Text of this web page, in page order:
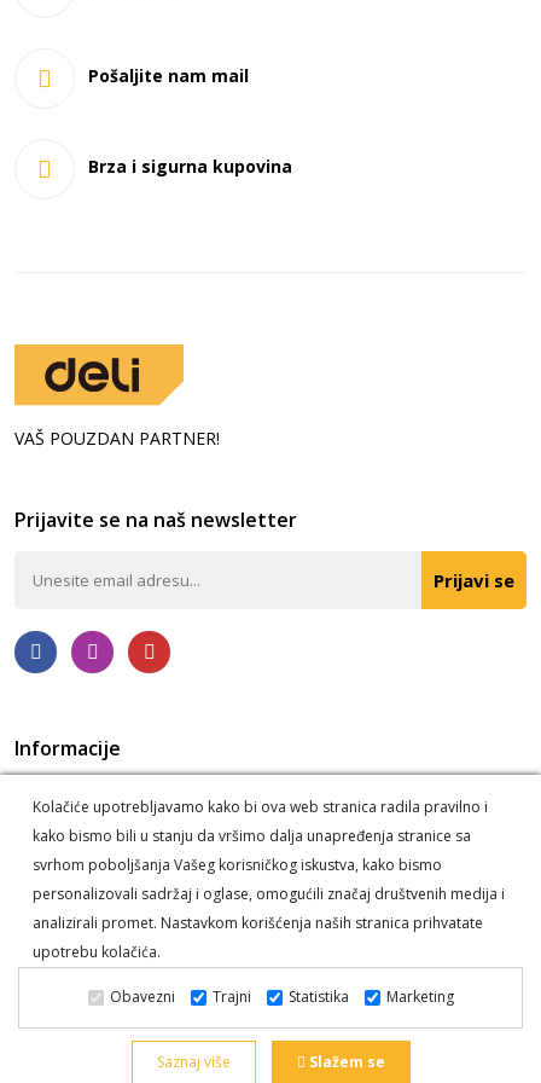
Pošaljite nam mail
Brza i sigurna kupovina
VAŠ POUZDAN PARTNER!
Prijavite se na naš newsletter
Prijavi se
Informacije
Korišćenje kolačića
Informacije o dostavi
Postupak reklamacije i odustanka
Deli Alati © 2026. Sva prava zadržana -Powered by Dajbog -
Internet prodavnice. Web prodavnica i SEO Web Business
Solutions
Kolačiće upotrebljavamo kako bi ova web stranica radila pravilno i
kako bismo bili u stanju da vršimo dalja unapređenja stranice sa
svrhom poboljšanja Vašeg korisničkog iskustva, kako bismo
personalizovali sadržaj i oglase, omogućili značaj društvenih medija i
analizirali promet. Nastavkom korišćenja naših stranica prihvatate
upotrebu kolačića.
Obavezni Trajni Statistika Marketing
Saznaj više Slažem se